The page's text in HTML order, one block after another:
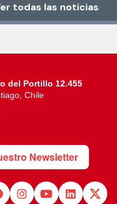
todas las noticias
del Portillo 12.455
Chile
Newsletter